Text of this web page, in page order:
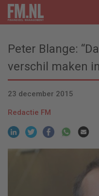
Peter Blange:
verschil maken
23 december 2015
Redactie FM